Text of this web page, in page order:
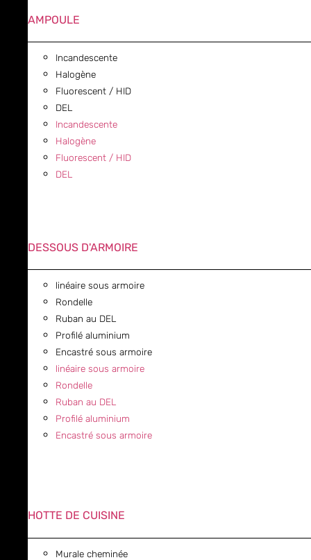
AMPOULE
Incandescente
Halogène
Fluorescent / HID
DEL
Incandescente
Halogène
Fluorescent / HID
DEL
DESSOUS D'ARMOIRE
linéaire sous armoire
Rondelle
Ruban au DEL
Profilé aluminium
Encastré sous armoire
linéaire sous armoire
Rondelle
Ruban au DEL
Profilé aluminium
Encastré sous armoire
HOTTE DE CUISINE
Murale cheminée